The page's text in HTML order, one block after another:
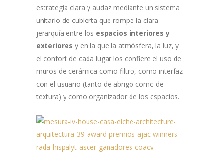
estrategia clara y audaz mediante un sistema
unitario de cubierta que rompe la clara
jerarquía entre los espacios interiores y
exteriores y en la que la atmósfera, la luz, y
el confort de cada lugar los confiere el uso de
muros de cerámica como filtro, como interfaz
con el usuario (tanto de abrigo como de
textura) y como organizador de los espacios.